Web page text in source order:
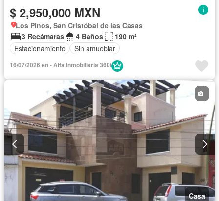
$ 2,950,000 MXN
Los Pinos, San Cristóbal de las Casas
3 Recámaras
4 Baños
190 m²
Estacionamiento
Sin amueblar
16/07/2026 en - Alfa Inmobiliaria 360i
Casa